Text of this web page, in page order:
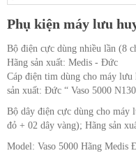
Phụ kiện máy lưu
Bộ điện cực dùng nhiều lần (8
Hãng sản xuất: Medis - Đức
Cáp điện tim dùng cho máy lưu
sản xuất: Đức “ Vaso 5000
Bộ dây điện cực dùng cho máy
đỏ + 02 dây vàng); Hãng sản
Model: Vaso 5000 Hãng Medis